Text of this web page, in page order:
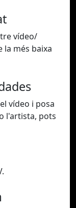
vídeo/
més baixa
vídeo i posa
l'artista, pots